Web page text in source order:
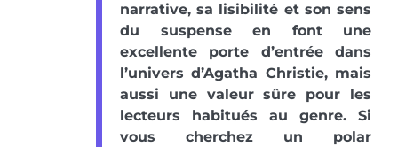
narrative, sa lisibilité et son sens
du suspense en font une
excellente porte d’entrée dans
l’univers d’Agatha Christie, mais
aussi une valeur sûre pour les
lecteurs habitués au genre. Si
vous cherchez un polar